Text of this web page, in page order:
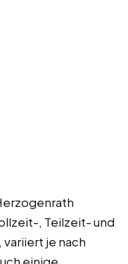
, Teilzeit- und
je nach